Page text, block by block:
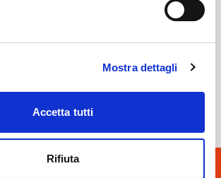
Mostra dettagli
Accetta tutti
Rifiuta